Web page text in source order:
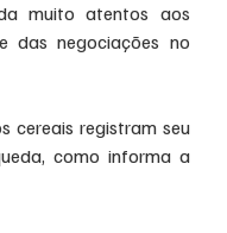
muito atentos aos
das negociações no
cereais registram seu
como informa a